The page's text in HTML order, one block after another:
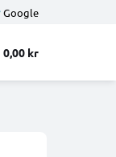
Google
0,00 kr